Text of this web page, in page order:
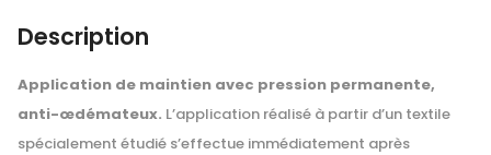
Description
Application de maintien avec pression permanente,
anti-œdémateux. L’application réalisé à partir d’un textile
spécialement étudié s’effectue immédiatement après